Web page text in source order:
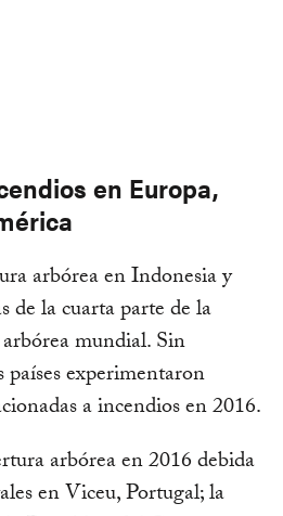
en Europa,
arbórea en Indonesia y
de la cuarta parte de la
mundial. Sin
experimentaron
a incendios en 2016.